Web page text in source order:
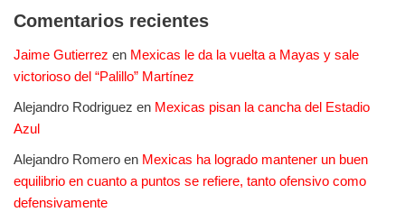
Comentarios recientes
Jaime Gutierrez en Mexicas le da la vuelta a Mayas y sale
victorioso del “Palillo” Martínez
Alejandro Rodriguez en Mexicas pisan la cancha del Estadio
Azul
Alejandro Romero en Mexicas ha logrado mantener un buen
equilibrio en cuanto a puntos se refiere, tanto ofensivo como
defensivamente